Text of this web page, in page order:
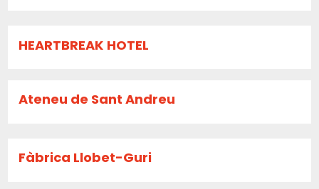
HEARTBREAK HOTEL
Ateneu de Sant Andreu
Fàbrica Llobet-Guri